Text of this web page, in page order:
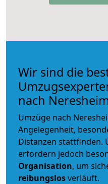
Wir sind die
nach Neresheim
Umzüge nach
Angelegenheit,
Distanzen stattfinden.
erfordern jedoch
Organisation, um
reibungslosverläuft.